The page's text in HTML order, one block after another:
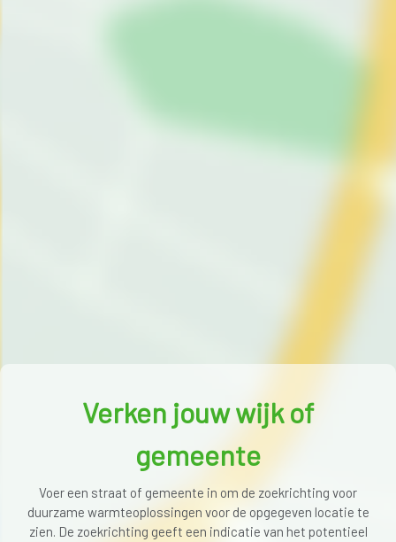
Verken jouw wijk of
gemeente
Voer een straat of gemeente in om de zoekrichting voor
duurzame warmteoplossingen voor de opgegeven locatie te
zien. De zoekrichting geeft een indicatie van het potentieel